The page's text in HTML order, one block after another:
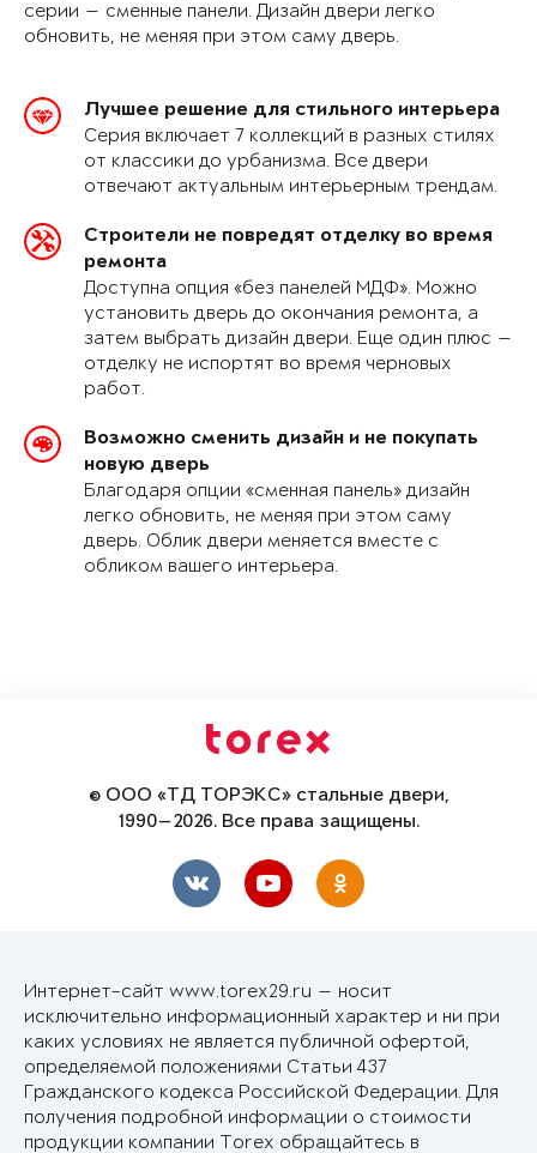
серии — сменные панели. Дизайн двери легко
обновить, не меняя при этом саму дверь.
Лучшее решение для стильного интерьера
Серия включает 7 коллекций в разных стилях
от классики до урбанизма. Все двери
отвечают актуальным интерьерным трендам.
Строители не повредят отделку во время
ремонта
Доступна опция «без панелей МДФ». Можно
установить дверь до окончания ремонта, а
затем выбрать дизайн двери. Еще один плюс —
отделку не испортят во время черновых
работ.
Возможно сменить дизайн и не покупать
новую дверь
Благодаря опции «сменная панель» дизайн
легко обновить, не меняя при этом саму
дверь. Облик двери меняется вместе с
обликом вашего интерьера.
© ООО «ТД ТОРЭКС» стальные двери,
1990—2026. Все права защищены.
Интернет-сайт www.torex29.ru — носит
исключительно информационный характер и ни при
каких условиях не является публичной офертой,
определяемой положениями Статьи 437
Гражданского кодекса Российской Федерации. Для
получения подробной информации о стоимости
продукции компании Torex обращайтесь в